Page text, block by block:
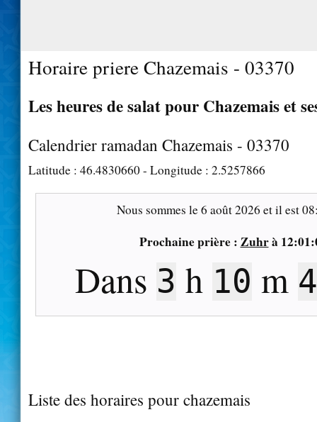
Horaire priere Chazemais - 03370
Les heures de salat pour Chazemais et
Calendrier ramadan Chazemais - 03370
Latitude : 46.4830660- Longitude : 2.5257866
Nous sommes le6 août 2026 et il est
Prochaine prière : Zuhrà
Dans 3 h 10 m
Liste des horaires pour chazemais